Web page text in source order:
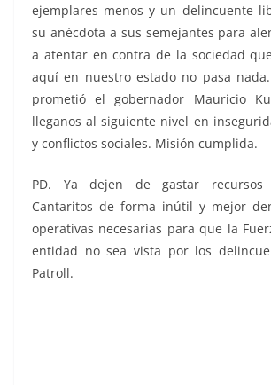
ejemplares menos y un delincuente
su anécdota a sus semejantes para
a atentar en contra de la sociedad
aquí en nuestro estado no pasa
prometió el gobernador Mauricio
lleganos al siguiente nivel en
y conflictos sociales. Misión cumplida.
PD. Ya dejen de gastar recursos
Cantaritos de forma inútil y mejor
operativas necesarias para que la
entidad no sea vista por los
Patroll.